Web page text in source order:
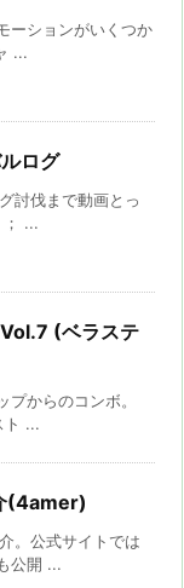
ーションがいくつか
...
ログ
討伐まで動画とっ
； ...
(ベラステ
からのコンボ。
ト ...
(4amer)
。公式サイトでは
公開 ...